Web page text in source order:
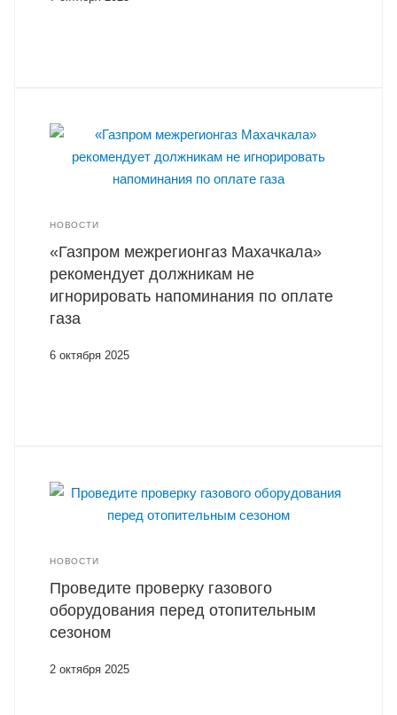
НОВОСТИ
«Газпром межрегионгаз Махачкала»
рекомендует должникам не
игнорировать напоминания по оплате
газа
6 октября 2025
НОВОСТИ
Проведите проверку газового
оборудования перед отопительным
сезоном
2 октября 2025